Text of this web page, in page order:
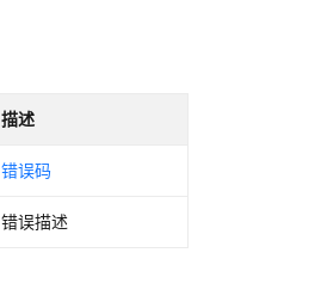
描述
错误码
错误描述